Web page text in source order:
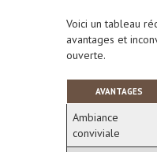
Voici un tableau
avantages et
ouverte.
AVANTAGES
Ambiance
conviviale